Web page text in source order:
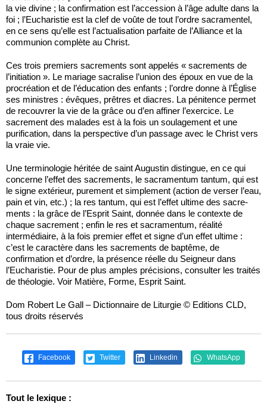
la vie divine ; la confirmation est l’accession à l’âge adulte dans la
foi ; l’Eucha­ristie est la clef de voûte de tout l’ordre sacramentel,
en ce sens qu’elle est l’actualisation parfaite de l’Alliance et la
communion complète au Christ.
Ces trois premiers sacrements sont appelés « sacrements de
l’initiation ». Le mariage sacralise l’union des époux en vue de la
procréation et de l’éducation des enfants ; l’ordre donne à l’Église
ses ministres : évêques, prêtres et diacres. La pénitence permet
de recouvrer la vie de la grâce ou d’en affiner l’exercice. Le
sacrement des malades est à la fois un soulagement et une
purification, dans la perspective d’un passage avec le Christ vers
la vraie vie.
Une terminologie héritée de saint Augustin distingue, en ce qui
concerne l’effet des sacrements, le sacramentum tantum, qui est
le signe extérieur, purement et simplement (action de verser l’eau,
pain et vin, etc.) ; la res tantum, qui est l’effet ultime des sacre­
ments : la grâce de l’Esprit Saint, donnée dans le contexte de
chaque sacrement ; enfin le res et sacramentum, réalité
intermédiaire, à la fois premier effet et signe d’un effet ultime :
c’est le caractère dans les sacrements de baptême, de
confirmation et d’ordre, la présence réelle du Seigneur dans
l’Eucharistie. Pour de plus amples précisions, consulter les traités
de théologie. Voir Matière, Forme, Esprit Saint.
Dom Robert Le Gall – Dictionnaire de Liturgie © Editions CLD,
tous droits réservés
Facebook Twitter Linkedin WhatsApp
Tout le lexique :